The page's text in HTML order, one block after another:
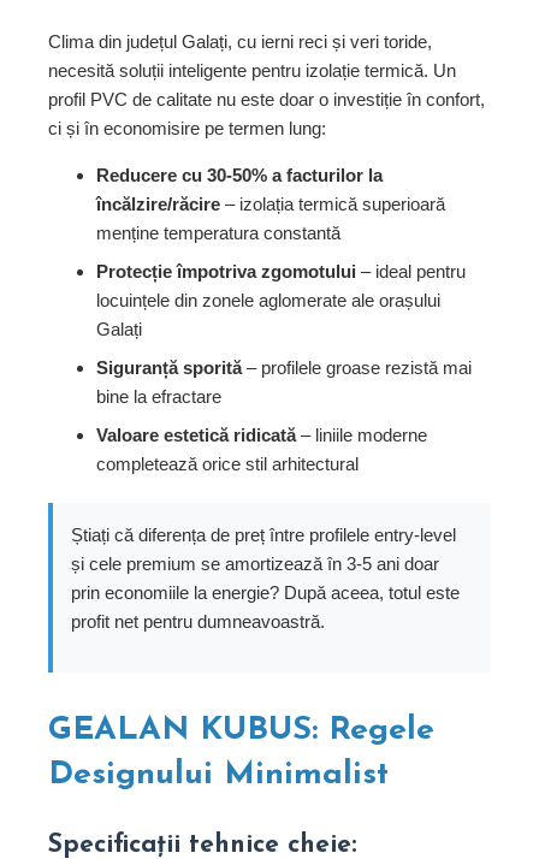
Clima din județul Galați, cu ierni reci și veri toride,
necesită soluții inteligente pentru izolație termică. Un
profil PVC de calitate nu este doar o investiție în confort,
ci și în economisire pe termen lung:
Reducere cu 30-50% a facturilor la
încălzire/răcire – izolația termică superioară
menține temperatura constantă
Protecție împotriva zgomotului – ideal pentru
locuințele din zonele aglomerate ale orașului
Galați
Siguranță sporită– profilele groase rezistă mai
bine la efractare
Valoare estetică ridicată– liniile moderne
completează orice stil arhitectural
Știați că diferența de preț între profilele entry-level
și cele premium se amortizează în 3-5 ani doar
prin economiile la energie? După aceea, totul este
profit net pentru dumneavoastră.
GEALAN KUBUS: Regele
Designului Minimalist
Specificații tehnice cheie: